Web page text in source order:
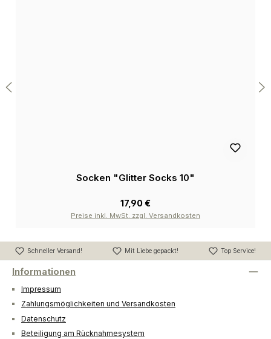
Socken "Glitter Socks 10"
17,90 €
Preise inkl. MwSt. zzgl. Versandkosten
Schneller Versand! Mit Liebe gepackt! Top Service!
Informationen
Impressum
Zahlungsmöglichkeiten und Versandkosten
Datenschutz
Beteiligung am Rücknahmesystem